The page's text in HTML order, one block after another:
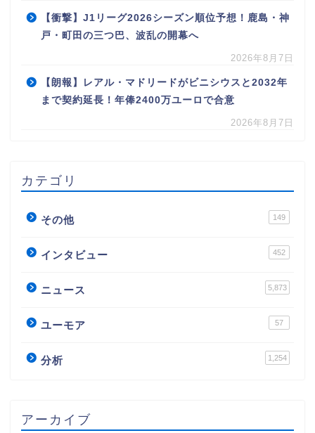
【衝撃】J1リーグ2026シーズン順位予想！鹿島・神
戸・町田の三つ巴、波乱の開幕へ
2026年8月7日
【朗報】レアル・マドリードがビニシウスと2032年
まで契約延長！年俸2400万ユーロで合意
2026年8月7日
カテゴリ
その他 149
インタビュー 452
ニュース 5,873
ユーモア 57
分析 1,254
アーカイブ